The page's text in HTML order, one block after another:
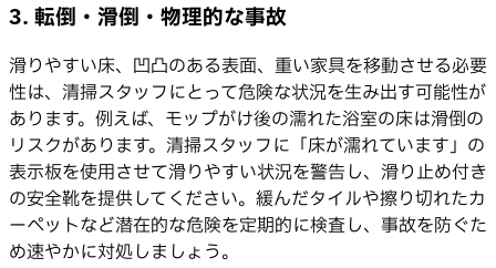
3. 転倒・滑倒・物理的な事故
滑りやすい床、凹凸のある表面、重い家具を移動させる必要
性は、清掃スタッフにとって危険な状況を生み出す可能性が
あります。例えば、モップがけ後の濡れた浴室の床は滑倒の
リスクがあります。清掃スタッフに「床が濡れています」の
表示板を使用させて滑りやすい状況を警告し、滑り止め付き
の安全靴を提供してください。緩んだタイルや擦り切れたカ
ーペットなど潜在的な危険を定期的に検査し、事故を防ぐた
め速やかに対処しましょう。